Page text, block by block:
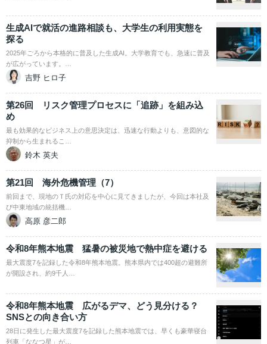
生成AIで就活の進路相談も、大学生の利用実態を
探る
2025年ごろから本格的に普及した生成AI。大学教育でも、急速に普及
が広がっています。…
吉野 ヒロ子
第26回 リスク管理プロセスに「追跡」を組み込
め
最も効果的なビジネス上の意思決定は、迅速な行動よりも、意図的な
抑制から生まれるこ…
鈴木 英夫
第21回 海外危機管理（7）
前回まで、現地のＴ氏の対応を中心に見てきましたが、今回は本社及
び中東地域の統括機…
高原 彦二郎
令和8年熊本地震 猛暑の被災地で熱中症を避ける
最大震度7を記録した令和8年熊本地震。熊本県内では400超の避難所
が開設され、約9千人…
令和8年熊本地震 広がるデマ、どう見分ける？
SNSとの向き合い方
28日に発生した最大震度7を記録した熊本地震では、早くも豪華寝台
列車「ななつ星」が…